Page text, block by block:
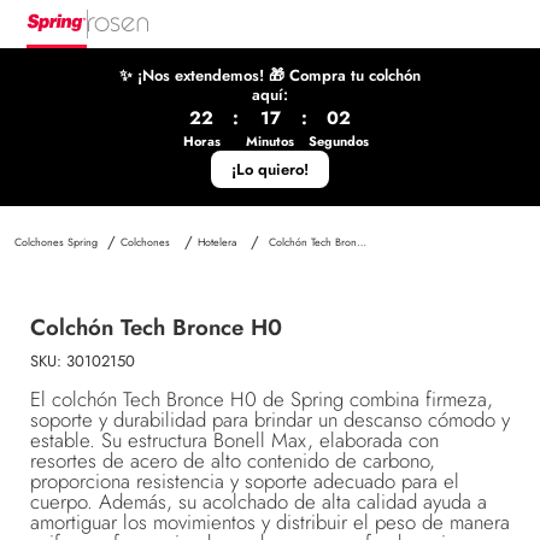
✨ ¡Nos extendemos! 🎁 Compra tu colchón
aquí:
22
Horas
: 17
Minutos
: 02
Segundos
¡Lo quiero!
Colchones Hotelera Colchón Tech Bronce H0
Colchón Tech Bronce H0
SKU: 30102150
El colchón Tech Bronce H0 de Spring combina firmeza,
soporte y durabilidad para brindar un descanso cómodo y
estable. Su estructura Bonell Max, elaborada con
resortes de acero de alto contenido de carbono,
proporciona resistencia y soporte adecuado para el
cuerpo. Además, su acolchado de alta calidad ayuda a
amortiguar los movimientos y distribuir el peso de manera